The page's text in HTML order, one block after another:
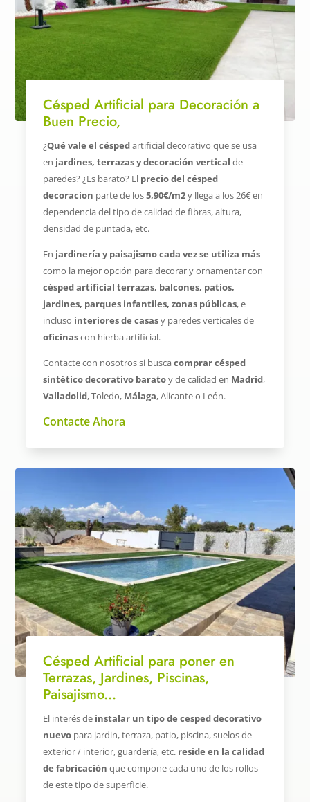
Césped Artificial para Decoración a
Buen Precio,
¿Qué vale el céspedartificial decorativo que se usa
en jardines, terrazas y decoración verticalde
paredes? ¿Es barato? El precio del césped
decoracion parte de los5,90€/m2y llega a los 26€ en
dependencia del tipo de calidad de fibras, altura,
densidad de puntada, etc.
En jardinería y paisajismo cada vez se utiliza más
como la mejor opción para decorar y ornamentar con
césped artificial terrazas, balcones, patios,
jardines, parques infantiles, zonas públicas, e
incluso interiores de casasy paredes verticales de
oficinascon hierba artificial.
Contacte con nosotros si buscacomprar césped
sintético decorativo baratoy de calidad en Madrid,
Valladolid, Toledo, Málaga, Alicante o León.
Contacte Ahora
Césped Artificial para poner en
Terrazas, Jardines, Piscinas,
Paisajismo...
El interés de instalar un tipo de cesped decorativo
nuevo para jardin, terraza, patio, piscina, suelos de
exterior / interior, guardería, etc. reside en la calidad
de fabricación que compone cada uno de los rollos
de este tipo de superficie.